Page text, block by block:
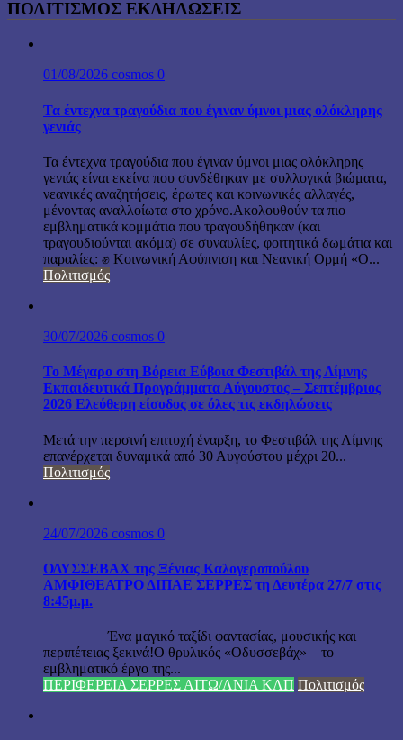
ΠΟΛΙΤΙΣΜΟΣ ΕΚΔΗΛΩΣΕΙΣ
01/08/2026 cosmos 0
Τα έντεχνα τραγούδια που έγιναν ύμνοι μιας ολόκληρης
γενιάς
Τα έντεχνα τραγούδια που έγιναν ύμνοι μιας ολόκληρης
γενιάς είναι εκείνα που συνδέθηκαν με συλλογικά βιώματα,
νεανικές αναζητήσεις, έρωτες και κοινωνικές αλλαγές,
μένοντας αναλλοίωτα στο χρόνο.Ακολουθούν τα πιο
εμβληματικά κομμάτια που τραγουδήθηκαν (και
τραγουδιούνται ακόμα) σε συναυλίες, φοιτητικά δωμάτια και
παραλίες: ✊ Κοινωνική Αφύπνιση και Νεανική Ορμή «Ο...
Πολιτισμός
30/07/2026 cosmos 0
Το Μέγαρο στη Βόρεια Εύβοια Φεστιβάλ της Λίμνης
Εκπαιδευτικά Προγράμματα Αύγουστος – Σεπτέμβριος
2026 Ελεύθερη είσοδος σε όλες τις εκδηλώσεις
Μετά την περσινή επιτυχή έναρξη, το Φεστιβάλ της Λίμνης
επανέρχεται δυναμικά από 30 Αυγούστου μέχρι 20...
Πολιτισμός
24/07/2026 cosmos 0
ΟΔΥΣΣΕΒΑΧ της Ξένιας Καλογεροπούλου
ΑΜΦΙΘΕΑΤΡΟ ΔΙΠΑΕ ΣΕΡΡΕΣ τη Δευτέρα 27/7 στις
8:45μ.μ.
Ένα μαγικό ταξίδι φαντασίας, μουσικής και
περιπέτειας ξεκινά!Ο θρυλικός «Οδυσσεβάχ» – το
εμβληματικό έργο της...
ΠΕΡΙΦΕΡΕΙΑ ΣΕΡΡΕΣ ΑΙΤΩ/ΛΝΙΑ ΚΛΠ Πολιτισμός